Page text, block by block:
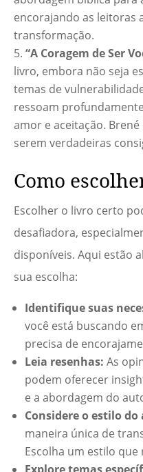
encorajando as leitoras
transformação.
“A Coragem de Ser
livro, embora não seja
temas de
ressoam
amor e aceitação.
serem verdadeiras
Como
Escolher o livro certo
desafiadora,
disponíveis. Aqui estão
sua escolha:
Identifique suas
você está buscando
precisa de
Leia resenhas: As
podem oferecer
e a abordagem do
Considere o estilo
maneira única de
Escolha um estilo que